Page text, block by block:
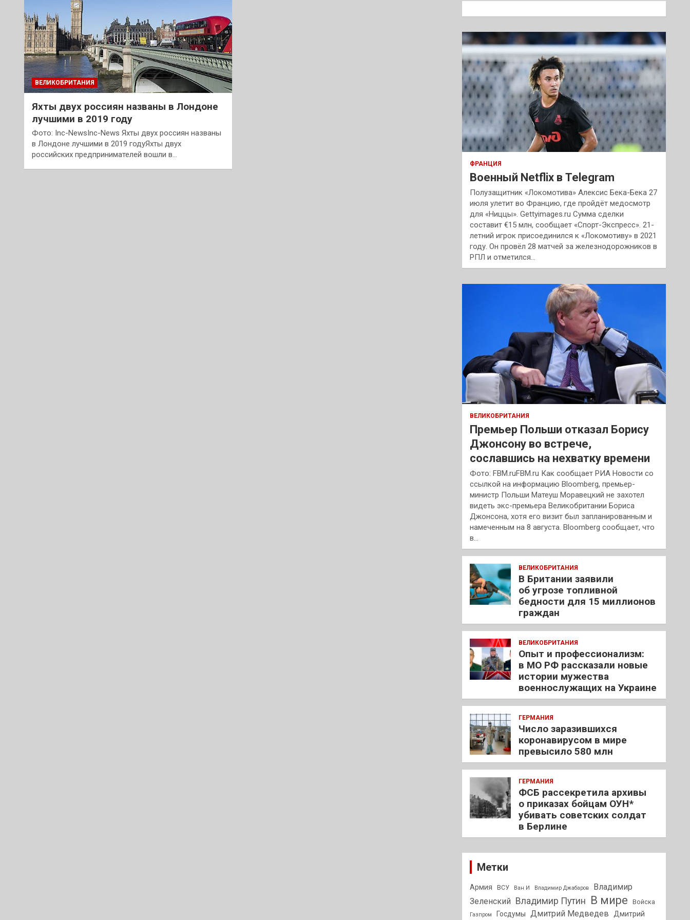
ВЕЛИКОБРИТАНИЯ
Яхты двух россиян названы в Лондоне
лучшими в 2019 году
Фото: Inc-NewsInc-News Яхты двух россиян названы
в Лондоне лучшими в 2019 годуЯхты двух
российских предпринимателей вошли в…
к
ФРАНЦИЯ
Военный Netflix в Telegram
Полузащитник «Локомотива» Алексис Бека-Бека 27
июля улетит во Францию, где пройдёт медосмотр
для «Ниццы». Gettyimages.ru Сумма сделки
составит €15 млн, сообщает «Спорт-Экспресс». 21-
летний игрок присоединился к «Локомотиву» в 2021
году. Он провёл 28 матчей за железнодорожников в
РПЛ и отметился…
ВЕЛИКОБРИТАНИЯ
Премьер Польши отказал Борису
Джонсону во встрече,
сославшись на нехватку времени
Фото: FBM.ruFBM.ru Как сообщает РИА Новости со
ссылкой на информацию Bloomberg, премьер-
министр Польши Матеуш Моравецкий не захотел
видеть экс-премьера Великобритании Бориса
Джонсона, хотя его визит был запланированным и
намеченным на 8 августа. Bloomberg сообщает, что
в…
ВЕЛИКОБРИТАНИЯ
В Британии заявили
об угрозе топливной
бедности для 15 миллионов
граждан
ВЕЛИКОБРИТАНИЯ
Опыт и профессионализм:
в МО РФ рассказали новые
истории мужества
военнослужащих на Украине
ГЕРМАНИЯ
Число заразившихся
коронавирусом в мире
превысило 580 млн
ГЕРМАНИЯ
ФСБ рассекретила архивы
о приказах бойцам ОУН*
убивать советских солдат
в Берлине
Метки
Армия ВСУ Ван И Владимир Джабаров
Владимир
Зеленский
Владимир Путин В мире Войска
Газпром Госдумы Дмитрий Медведев Дмитрий